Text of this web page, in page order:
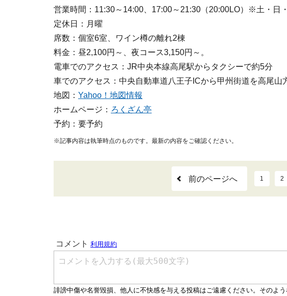
営業時間：11:30～14:00、17:00～21:30（20:00LO）※土・日
定休日：月曜
席数：個室6室、ワイン樽の離れ2棟
料金：昼2,100円～、夜コース3,150円～。
電車でのアクセス：JR中央本線高尾駅からタクシーで約5分
車でのアクセス：中央自動車道八王子ICから甲州街道を高尾山
地図： Yahoo！地図情報
ホームページ： ろくざん亭
予約：要予約
※記事内容は執筆時点のものです。最新の内容をご確認ください。
前のページへ 1 2